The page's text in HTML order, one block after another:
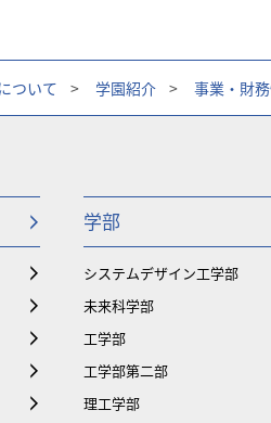
ついて > 学園紹介 > 事業・財
学部
システムデザイン工学部
未来科学部
工学部
工学部第二部
理工学部